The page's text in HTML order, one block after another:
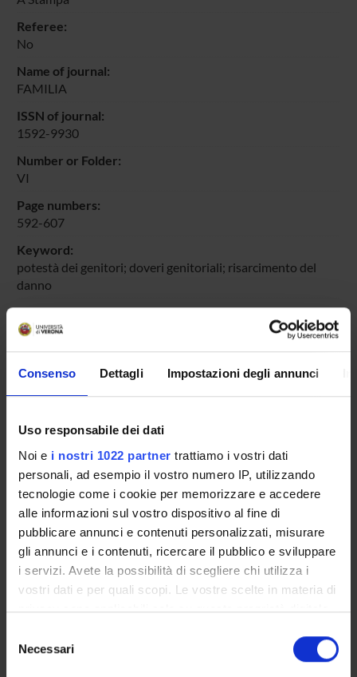
Consenso Dettagli Impostazioni degli annunci
Uso responsabile dei dati
Noi e i nostri 1022 partner trattiamo i vostri dati
personali, ad esempio il vostro numero IP, utilizzando
tecnologie come i cookie per memorizzare e accedere
alle informazioni sul vostro dispositivo al fine di
pubblicare annunci e contenuti personalizzati, misurare
gli annunci e i contenuti, ricercare il pubblico e sviluppare
i servizi. Avete la possibilità di scegliere chi utilizza i
vostri dati e per quali scopi. Le vostre scelte in materia di
privacy sono applicabili solo su questa proprietà digitale
modificare o revocare il proprio consenso in qualsiasi
momento dalla Dichiarazione sui cookie o facendo clic
delNecessari
Referee:
No
Name of journal:
FAMILIA
ISSN of journal:
1592-9930
Number or Folder:
VI
Page numbers:
592-607
Keyword:
potestà dei genitori; doveri genitoriali; risarcimento del
danno
Short description of contents:
La problematica della responsabilità endofamiliare, con
Product ID:
Handle IRIS:
11562/313570
Deposited On:
July 9, 2012
Last Modified:
October 23, 2022
Bibliographic citation:
Cordiano, Alessandra ,Danno non patrimoniale e violazione
repository